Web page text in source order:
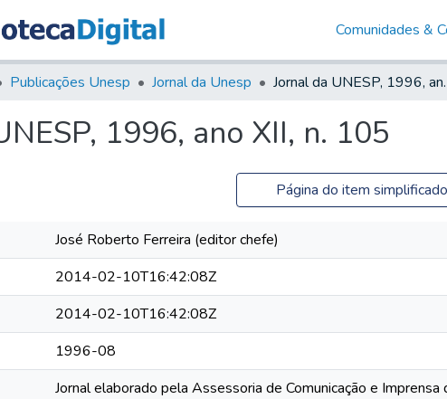
Comunidades &
Publicações Unesp Jornal da Unesp Jornal da
1996, ano XII, n. 105
Página do item simplificado
José Roberto Ferreira (editor chefe)
2014-02-10T16:42:08Z
2014-02-10T16:42:08Z
1996-08
Jornal elaborado pela Assessoria de Comunicação e